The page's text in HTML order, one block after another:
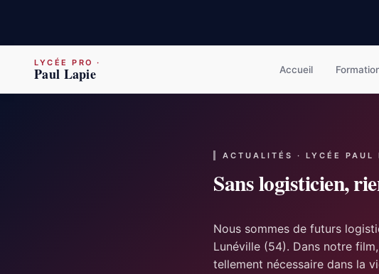
LYCÉE PRO ·
Paul Lapie Accueil
ACTUALITÉS · LYCÉE PAUL
Sans logisticien,
Nous sommes de futurs
Lunéville (54). Dans notre
tellement nécessaire dans la